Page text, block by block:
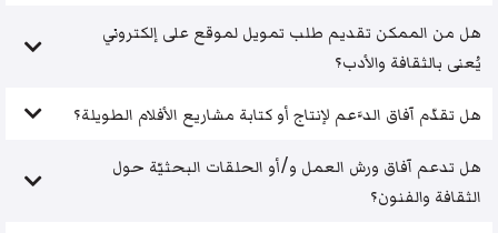
هل من الممكن تقديم طلب تمويل لموقع على إلكتروني
يُعنى بالثقافة والأدب؟
هل تقدّم آفاق الدَّعم لإنتاج أو كتابة مشاريع الأفلام الطويلة؟
هل تدعم آفاق ورش العمل و/أو الحلقات البحثيّة حول
الثقافة والفنون؟